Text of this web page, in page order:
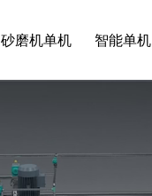
砂磨机单机 智能单机